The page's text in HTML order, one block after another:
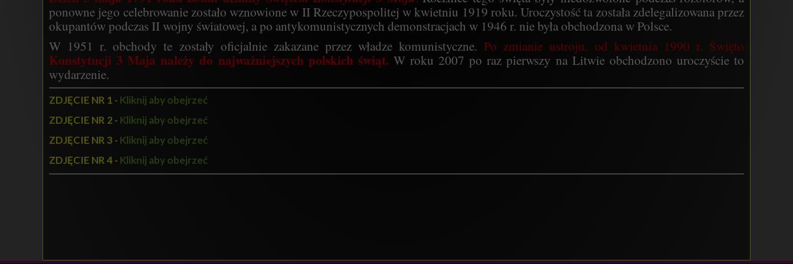
ponowne jego celebrowanie zostało wznowione w II Rzeczypospolitej w kwietniu 1919 roku. Uroczystość ta została zdelegalizowana przez
okupantów podczas II wojny światowej, a po antykomunistycznych demonstracjach w 1946 r. nie była obchodzona w Polsce.
W 1951 r. obchody te zostały oficjalnie zakazane przez władze komunistyczne.Po zmianie ustroju, od kwietnia 1990 r. Święto
Konstytucji 3 Maja należy do najważniejszych polskich świąt. W roku 2007 po raz pierwszy na Litwie obchodzono uroczyście to
wydarzenie.
ZDJĘCIE NR 1 - Kliknij aby obejrzeć
ZDJĘCIE NR 2 - Kliknij aby obejrzeć
ZDJĘCIE NR 3 - Kliknij aby obejrzeć
ZDJĘCIE NR 4 - Kliknij aby obejrzeć